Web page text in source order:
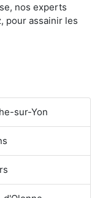
nos experts
pour assainir les
sur-Yon